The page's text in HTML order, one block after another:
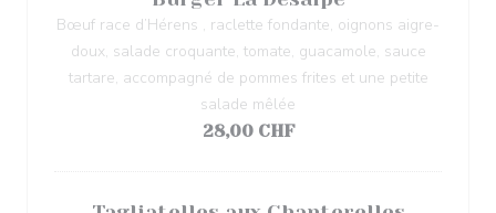
Bœuf race d’Hérens , raclette fondante, oignons aigre-
doux, salade croquante, tomate, guacamole, sauce
tartare, accompagné de pommes frites et une petite
salade mêlée
28,00 CHF